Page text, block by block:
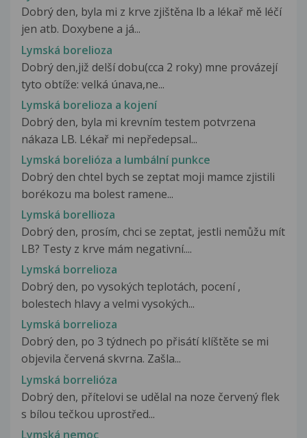
Dobrý den, byla mi z krve zjištěna lb a lékař mě léčí
jen atb. Doxybene a já...
Lymská borelioza
Dobrý den,již delší dobu(cca 2 roky) mne provázejí
tyto obtíže: velká únava,ne...
Lymská borelioza a kojení
Dobrý den, byla mi krevním testem potvrzena
nákaza LB. Lékař mi nepředepsal...
Lymská borelióza a lumbální punkce
Dobrý den chtel bych se zeptat moji mamce zjistili
borékozu ma bolest ramene...
Lymská borellioza
Dobrý den, prosím, chci se zeptat, jestli nemůžu mít
LB? Testy z krve mám negativní....
Lymská borrelioza
Dobrý den, po vysokých teplotách, pocení ,
bolestech hlavy a velmi vysokých...
Lymská borrelioza
Dobrý den, po 3 týdnech po přisátí klíštěte se mi
objevila červená skvrna. Zašla...
Lymská borrelióza
Dobrý den, přítelovi se udělal na noze červený flek
s bílou tečkou uprostřed...
Lymská nemoc